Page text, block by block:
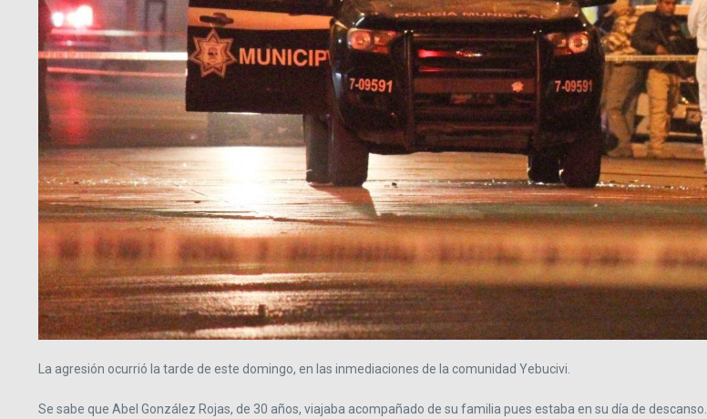
La agresión ocurrió la tarde de este domingo, en las inmediaciones de la comunidad Yebucivi.
Se sabe que Abel González Rojas, de 30 años, viajaba acompañado de su familia pues estaba en su día de descanso.